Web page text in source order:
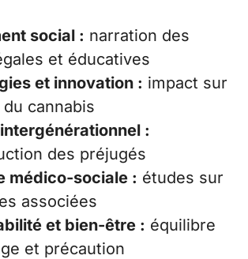
social : narration des
et éducatives
et innovation : impact sur
cannabis
:
des préjugés
médico-sociale : études sur
associées
et bien-être : équilibre
et précaution